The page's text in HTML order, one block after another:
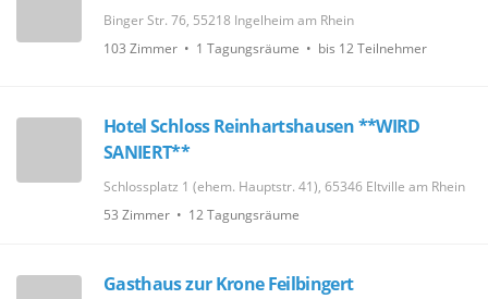
Binger Str. 76, 55218 Ingelheim am Rhein
103 Zimmer • 1 Tagungsräume • bis 12 Teilnehmer
Hotel Schloss Reinhartshausen **WIRD
SANIERT**
Schlossplatz 1 (ehem. Hauptstr. 41), 65346 Eltville am Rhein
53 Zimmer • 12 Tagungsräume
Gasthaus zur Krone Feilbingert